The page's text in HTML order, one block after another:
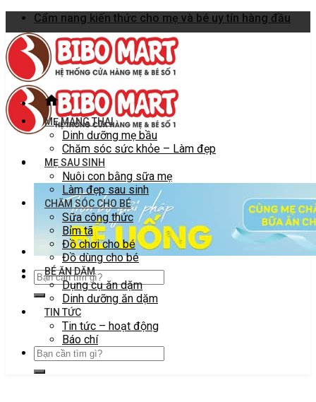
Skip
to
content
Cẩm nang kiến thức cho mẹ và bé uy tín hàng đầu
MẸ MANG THAI
Dinh dưỡng mẹ bầu
Chăm sóc sức khỏe – Làm đẹp
MẸ SAU SINH
Nuôi con bằng sữa mẹ
Làm đẹp sau sinh
CHĂM SÓC CHO BÉ
Sữa công thức
Bỉm tã
Đồ chơi cho bé
Đồ dùng cho bé
BÉ ĂN DẶM
Dụng cụ ăn dặm
Dinh dưỡng ăn dặm
TIN TỨC
Tin tức – hoạt động
Báo chí